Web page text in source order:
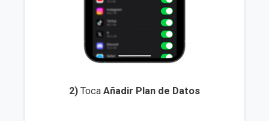
2) Toca Añadir Plan de Datos